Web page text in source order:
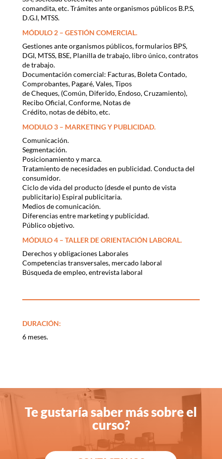
comandita, etc. Trámites ante organismos públicos B.P.S,
D.G.I, MTSS.
MÓDULO 2 – GESTIÓN COMERCIAL.
Gestiones ante organismos públicos, formularios BPS,
DGI, MTSS, BSE, Planilla de trabajo, libro único, contratos
de trabajo.
Documentación comercial: Facturas, Boleta Contado,
Comprobantes, Pagaré, Vales, Tipos
de Cheques, (Común, Diferido, Endoso, Cruzamiento),
Recibo Oficial, Conforme, Notas de
Crédito, notas de débito, etc.
MODULO 3 – MARKETING Y PUBLICIDAD.
Comunicación.
Segmentación.
Posicionamiento y marca.
Tratamiento de necesidades en publicidad. Conducta del
consumidor.
Ciclo de vida del producto (desde el punto de vista
publicitario) Espiral publicitaria.
Medios de comunicación.
Diferencias entre marketing y publicidad.
Público objetivo.
MÓDULO 4 – TALLER DE ORIENTACIÓN LABORAL.
Derechos y obligaciones Laborales
Competencias transversales, mercado laboral
Búsqueda de empleo, entrevista laboral
DURACIÓN:
6 meses.
Te gustaría saber más sobre el
curso?